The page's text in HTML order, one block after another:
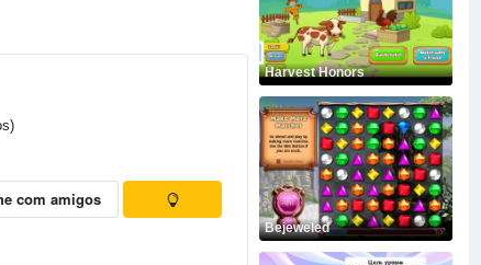
com amigos
Harvest Honors
Bejeweled